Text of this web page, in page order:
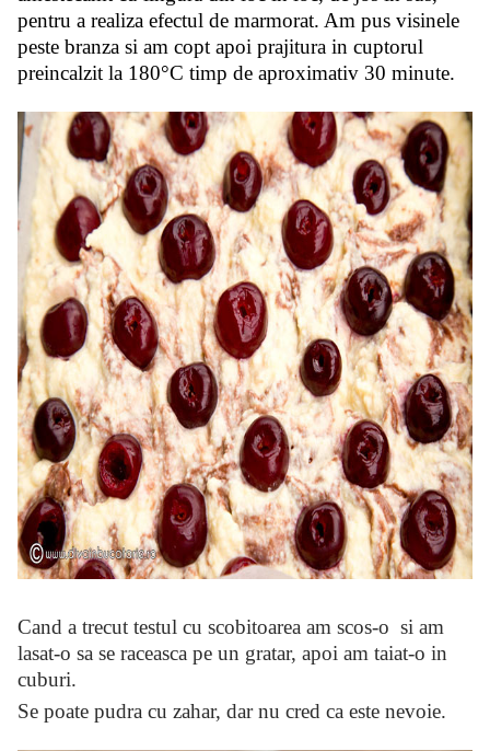
pentru a realiza efectul de marmorat. Am pus visinele
peste branza si am copt apoi prajitura in cuptorul
preincalzit la 180°C timp de aproximativ 30 minute.
Cand a trecut testul cu scobitoarea am scos-o si am
lasat-o sa se raceasca pe un gratar, apoi am taiat-o in
cuburi.
Se poate pudra cu zahar, dar nu cred ca este nevoie.